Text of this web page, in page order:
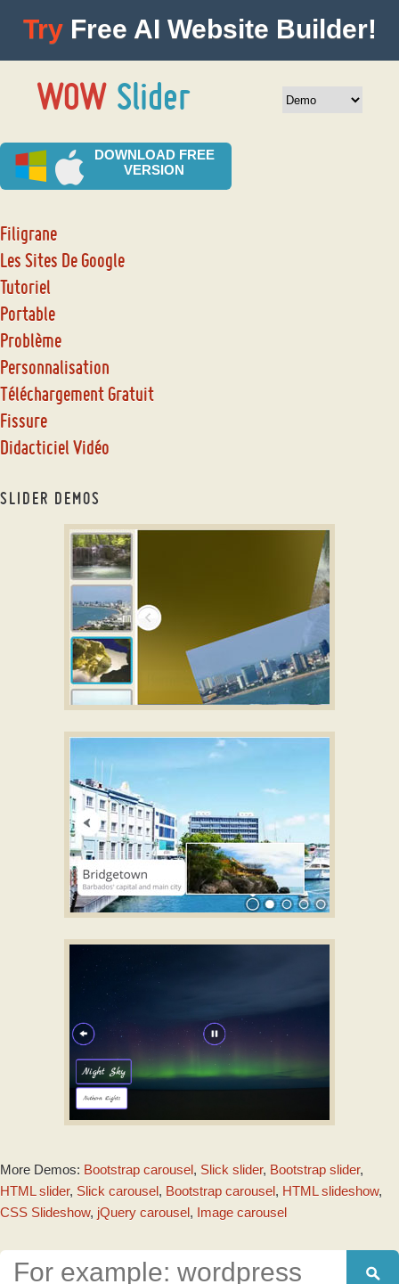
DOWNLOAD FREE
VERSION
Filigrane
Les Sites De Google
Tutoriel
Portable
Problème
Personnalisation
Téléchargement Gratuit
Fissure
Didacticiel Vidéo
SLIDER DEMOS
slideshow software
with Slices Transition
More Demos: Bootstrap carousel, Slick slider, Bootstrap slider,
HTML slider, Slick carousel, Bootstrap carousel, HTML slideshow,
CSS Slideshow, jQuery carousel, Image carousel
Try Free AI Website Builder!